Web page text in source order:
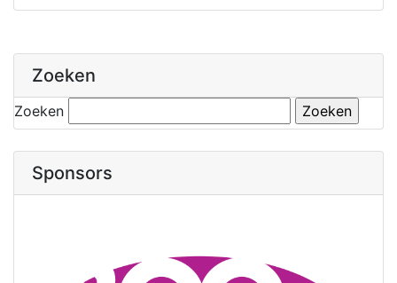
Zoeken
Zoeken
Sponsors